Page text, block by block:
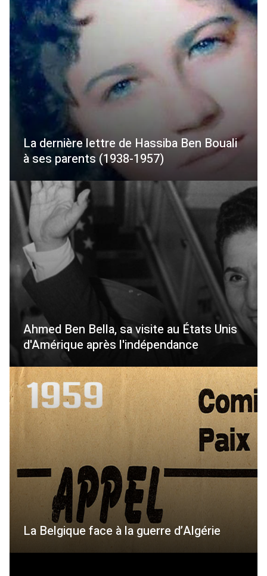
La dernière lettre de Hassiba Ben Bouali
à ses parents (1938-1957)
Ahmed Ben Bella, sa visite au États Unis
d'Amérique après l'indépendance
La Belgique face à la guerre d’Algérie